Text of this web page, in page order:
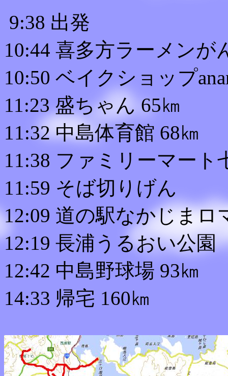
9:38 出発
10:44 喜多方ラーメンが
10:50 ベイクショップ
11:23 盛ちゃん 65㎞
11:32 中島体育館 68㎞
11:38 ファミリーマート
11:59 そば切りげん
12:09 道の駅なかじまロ
12:19 長浦うるおい公園
12:42 中島野球場 93㎞
14:33 帰宅 160㎞